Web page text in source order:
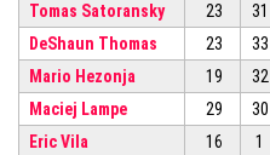
Tomas Satoransky
23 31
DeShaun Thomas
23 33
Mario Hezonja
19 32
Maciej Lampe
29 30
Eric Vila
16 1